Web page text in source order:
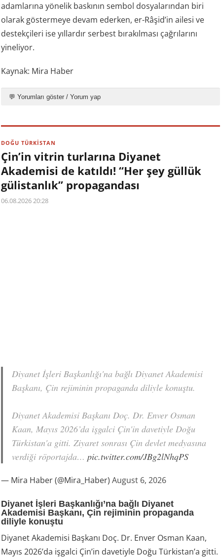
adamlarına yönelik baskının sembol dosyalarından biri
olarak göstermeye devam ederken, er-Râşid’in ailesi ve
destekçileri ise yıllardır serbest bırakılması çağrılarını
yineliyor.
Kaynak: Mira Haber
💬 Yorumları göster / Yorum yap
DOĞU TÜRKİSTAN
Çin’in vitrin turlarına Diyanet
Akademisi de katıldı! “Her şey güllük
gülistanlık” propagandası
06.08.2026 20:28
Diyanet İşleri Başkanlığı'na bağlı Diyanet Akademisi
Başkanı, Çin rejiminin propaganda diliyle konuştu.
Diyanet Akademisi Başkanı Doç. Dr. Enver Osman
Kaan, Mayıs 2026’da işgalci Çin'in davetiyle Doğu
Türkistan'a gitti. Ziyaret sonrası Çin devlet medyasına
verdiği röportajda…pic.twitter.com/JBg2lNhqPS
— Mira Haber (@Mira_Haber)August 6, 2026
Diyanet İşleri Başkanlığı’na bağlı Diyanet
Akademisi Başkanı, Çin rejiminin propaganda
diliyle konuştu
Diyanet Akademisi Başkanı Doç. Dr. Enver Osman Kaan,
Mayıs 2026’da işgalci Çin’in davetiyle Doğu Türkistan’a gitti.